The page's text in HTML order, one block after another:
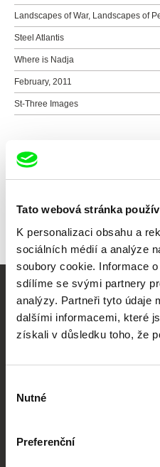
Tato webová stránka
K personalizaci obsahu a
sociálních médií a analýze
soubory cookie. Informace
sdílíme se svými partnery
analýzy. Partneři tyto údaje
dalšími informacemi, které
získali v důsledku toho, že
souhlasu
Nutné
Preferenční
Landscapes of War, Landscapes of
Steel Atlantis
Where is Nadja
February, 2011
St-Three Images
Vaše
Nové
festivalů dokumentárního filmu
posouvat hranice dokumentárního